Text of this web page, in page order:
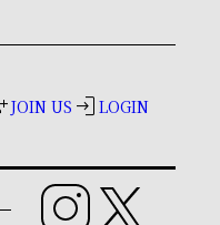
JOIN US login LOGIN